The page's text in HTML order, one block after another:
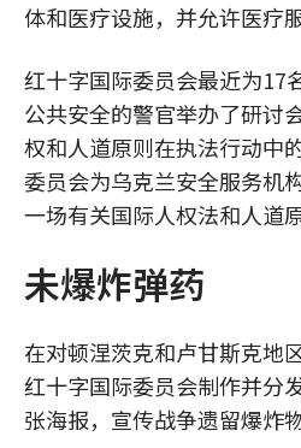
体和医疗设施，并允许医疗
红十字国际委员会最近为17
公共安全的警官举办了研讨
权和人道原则在执法行动中
委员会为乌克兰安全服务机
一场有关国际人权法和人道
未爆炸弹药
在对顿涅茨克和卢甘斯克地
红十字国际委员会制作并分
张海报，宣传战争遗留爆炸